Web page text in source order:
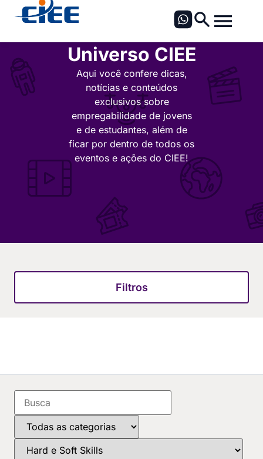
Universo CIEE
Aqui você confere dicas,
notícias e conteúdos
exclusivos sobre
empregabilidade de jovens
e de estudantes, além de
ficar por dentro de todos os
eventos e ações do CIEE!
Filtros